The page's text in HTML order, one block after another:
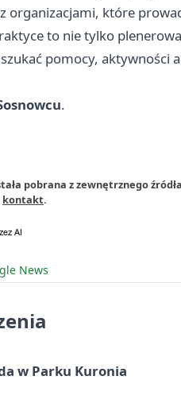
organizacjami, które
to nie tylko
pomocy, aktywności
.
pobrana z zewnętrznego
kontakt.
News
w Parku Kuronia